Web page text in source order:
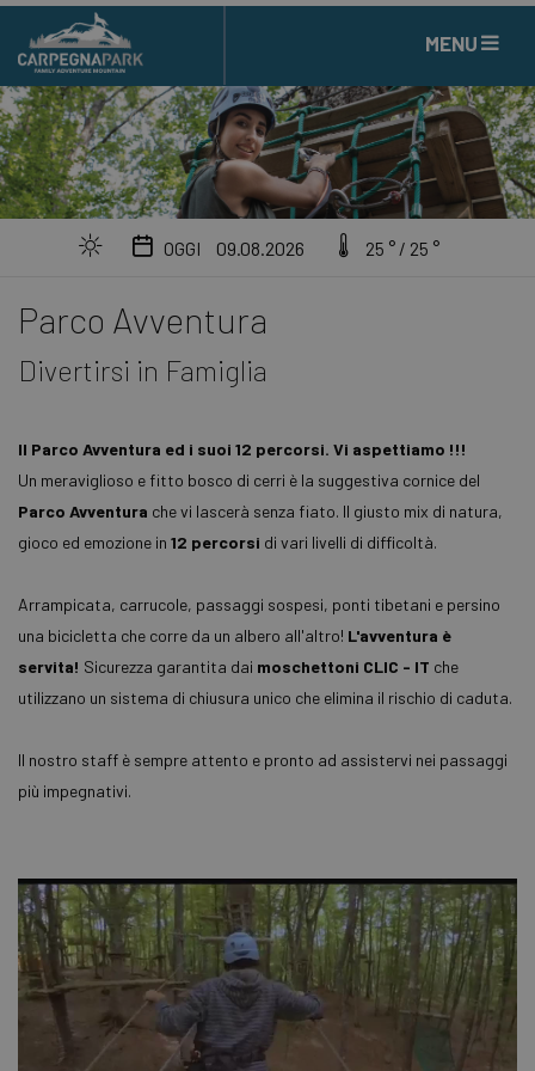
MENU
OGGI 09.08.2026 25 ° / 25 °
Parco Avventura
Divertirsi in Famiglia
Il Parco Avventura ed i suoi 12 percorsi. Vi aspettiamo !!!
Un meraviglioso e fitto bosco di cerri è la suggestiva cornice del
Parco Avventura che vi lascerà senza fiato. Il giusto mix di natura,
gioco ed emozione in 12 percorsi di vari livelli di difficoltà.
Arrampicata, carrucole, passaggi sospesi, ponti tibetani e persino
una bicicletta che corre da un albero all'altro! L'avventura è
servita! Sicurezza garantita dai moschettoni CLIC - IT che
utilizzano un sistema di chiusura unico che elimina il rischio di caduta.
Il nostro staff è sempre attento e pronto ad assistervi nei passaggi
più impegnativi.